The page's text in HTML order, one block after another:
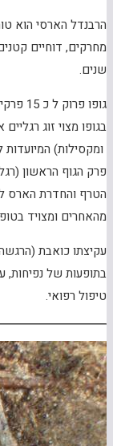
הרבנדל הארסי הוא
שנים.
גופו
בגופו מצוי זוג
ומקסילות) המיועדות
פרק הגוף הראשון
הטרף והחדרת הארס
מהאחרים ומצויד
עקיצתו כואבת
בתופעות של נפיחות,
טיפול רפואי.